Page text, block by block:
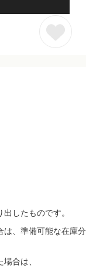
したものです。
、準備可能な在庫分
合は、